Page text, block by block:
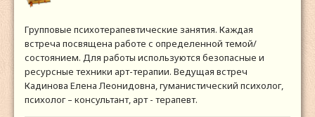
Групповые психотерапевтические занятия. Каждая
встреча посвящена работе с определенной темой/
состоянием. Для работы используются безопасные и
ресурсные техники арт-терапии. Ведущая встреч
Кадинова Елена Леонидовна, гуманистический психолог,
психолог – консультант, арт - терапевт.